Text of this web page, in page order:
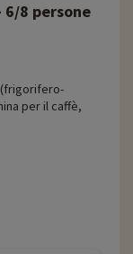
6/8 persone
per il caffè,